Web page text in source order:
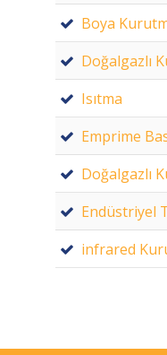
Boya
Doğalgazlı
Isıtma
Emprime
Doğalgazlı
Endüstriyel
infrared